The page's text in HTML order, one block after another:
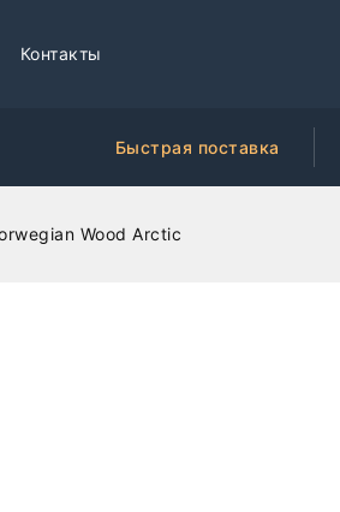
Контакты
Быстрая поставка
Wood Arctic